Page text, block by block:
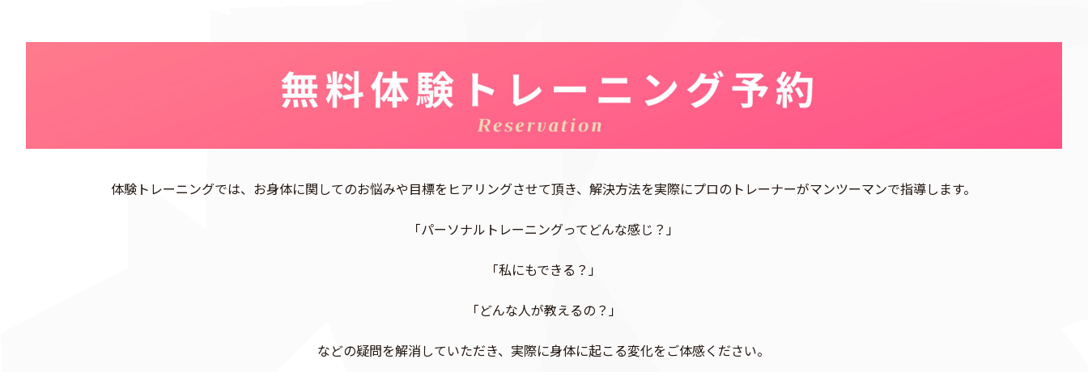
体験トレーニングでは、お身体に関してのお悩みや目標をヒアリングさせて頂き、解決方法を実際にプロのトレーナーがマンツーマンで指導します。
「パーソナルトレーニングってどんな感じ？」
「私にもできる？」
「どんな人が教えるの？」
などの疑問を解消していただき、実際に身体に起こる変化をご体感ください。